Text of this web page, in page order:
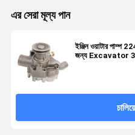
এর সেরা মূল্য পান
ইঞ্জিন ওয়াটার পাম্প
জন্য Excavator
চালিয়ে